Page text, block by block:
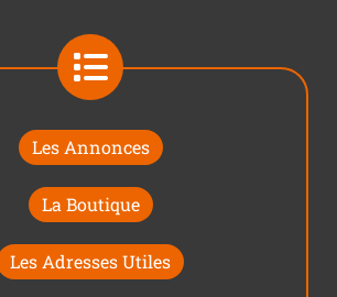
Les Annonces
La Boutique
Les Adresses Utiles